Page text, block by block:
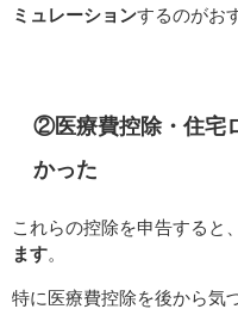
ミュレーションするのがお
②医療費控除・住宅
かった
これらの控除を申告すると、
ます
特に医療費控除を後から気